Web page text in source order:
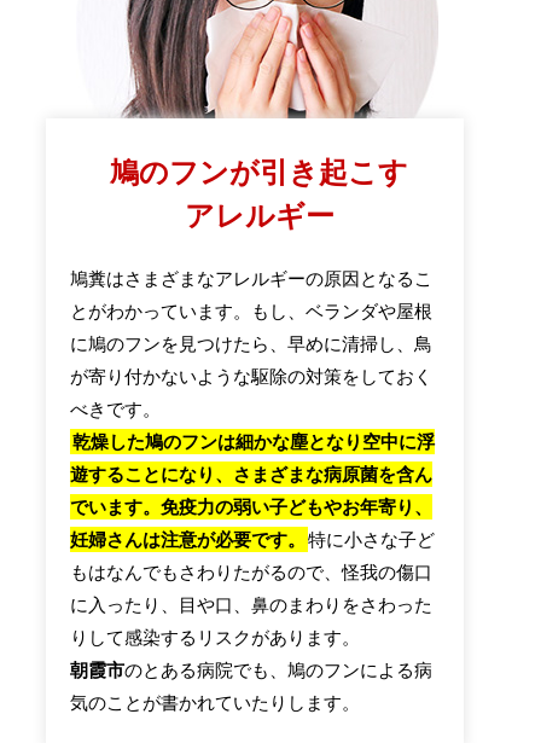
鳩のフンが引き起こす
アレルギー
鳩糞はさまざまなアレルギーの原因となるこ
とがわかっています。もし、ベランダや屋根
に鳩のフンを見つけたら、早めに清掃し、鳥
が寄り付かないような駆除の対策をしておく
べきです。
乾燥した鳩のフンは細かな塵となり空中に浮
遊することになり、さまざまな病原菌を含ん
でいます。免疫力の弱い子どもやお年寄り、
妊婦さんは注意が必要です。
特に小さな子ど
もはなんでもさわりたがるので、怪我の傷口
に入ったり、目や口、鼻のまわりをさわった
りして感染するリスクがあります。
朝霞市のとある病院でも、鳩のフンによる病
気のことが書かれていたりします。